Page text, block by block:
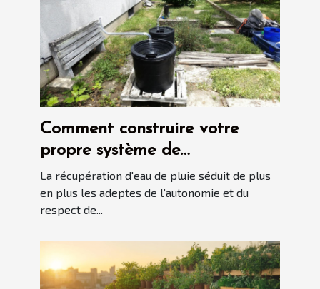
Comment construire votre
propre système de
récupération d'eau de pluie
La récupération d'eau de pluie séduit de plus
en plus les adeptes de l’autonomie et du
respect de...